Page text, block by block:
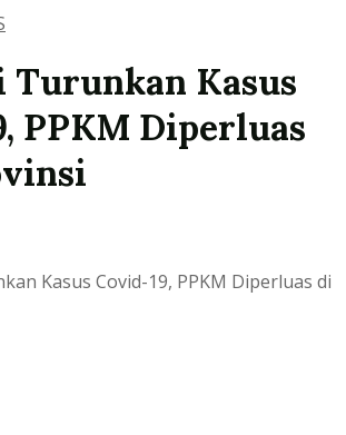
Kasus
PPKM Diperluas